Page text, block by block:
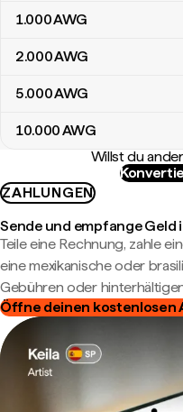
1.000AWG
2.000AWG
5.000AWG
10.000AWG
Willst du
ZAHLUNGEN
Sende und empfange Geld
Teile eine Rechnung, zahle
eine mexikanische oder
Gebühren oder
Öffne deinen kostenlosen